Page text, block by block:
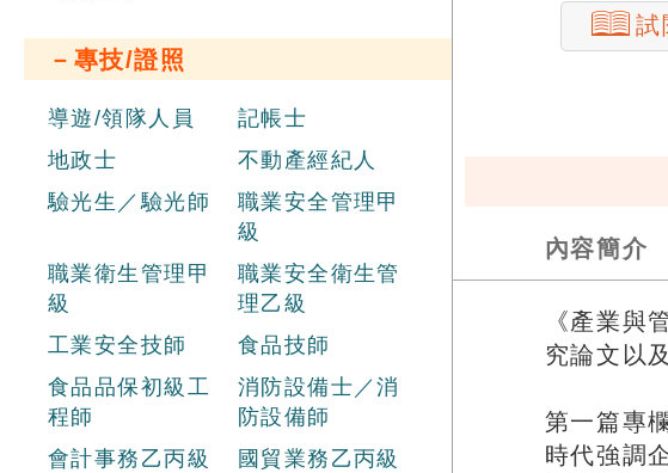
－專技/證照
導遊/領隊人員
記帳士
地政士
不動產經紀人
驗光生／驗光師
職業安全管理甲
級
職業衛生管理甲
級
職業安全衛生管
理乙級
工業安全技師
食品技師
食品品保初級工
程師
消防設備士／消
防設備師
會計事務乙丙級
國貿業務乙丙級
試
內容簡介
《產業與
究論文以
第一篇專
時代強調